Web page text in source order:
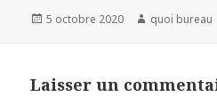
Publié
5 octobre 2020 Auteur
quoi bureau
Laisser un